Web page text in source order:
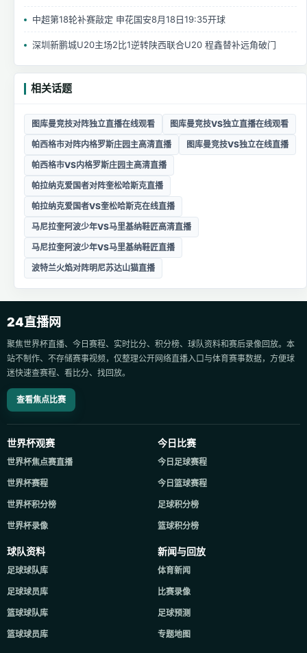
中超第18轮补赛敲定 申花国安8月18日19:35开球
深圳新鹏城U20主场2比1逆转陕西联合U20 程鑫替补远角破门
相关话题
图库曼竞技对阵独立直播在线观看
图库曼竞技VS独立直播在线观看
帕西格市对阵内格罗斯庄园主高清直播
图库曼竞技VS独立在线直播
帕西格市VS内格罗斯庄园主高清直播
帕拉纳克爱国者对阵奎松哈斯克直播
帕拉纳克爱国者VS奎松哈斯克在线直播
马尼拉奎阿波少年VS马里基纳鞋匠高清直播
马尼拉奎阿波少年VS马里基纳鞋匠直播
波特兰火焰对阵明尼苏达山猫直播
24直播网
聚焦世界杯直播、今日赛程、实时比分、积分榜、球队资料和赛后录像回放。本
站不制作、不存储赛事视频，仅整理公开网络直播入口与体育赛事数据，方便球
迷快速查赛程、看比分、找回放。
查看焦点比赛
世界杯观赛
世界杯焦点赛直播
世界杯赛程
世界杯积分榜
世界杯录像
今日比赛
今日足球赛程
今日篮球赛程
足球积分榜
篮球积分榜
球队资料
足球球队库
足球球员库
篮球球队库
篮球球员库
新闻与回放
体育新闻
比赛录像
足球预测
专题地图